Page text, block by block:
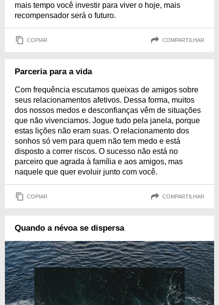
mais tempo você investir para viver o hoje, mais
recompensador será o futuro.
COPIAR COMPARTILHAR
Parceria para a vida
Com frequência escutamos queixas de amigos sobre
seus relacionamentos afetivos. Dessa forma, muitos
dos nossos medos e desconfianças vêm de situações
que não vivenciamos. Jogue tudo pela janela, porque
estas lições não eram suas. O relacionamento dos
sonhos só vem para quem não tem medo e está
disposto a correr riscos. O sucesso não está no
parceiro que agrada à família e aos amigos, mas
naquele que quer evoluir junto com você.
COPIAR COMPARTILHAR
Quando a névoa se dispersa